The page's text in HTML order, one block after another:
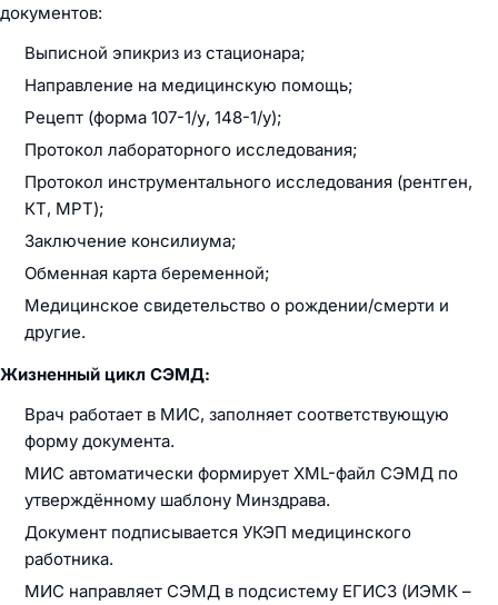
документов:
Выписной эпикриз из стационара;
Направление на медицинскую помощь;
Рецепт (форма 107-1/у, 148-1/у);
Протокол лабораторного исследования;
Протокол инструментального исследования (рентген,
КТ, МРТ);
Заключение консилиума;
Обменная карта беременной;
Медицинское свидетельство о рождении/смерти и
другие.
Жизненный цикл СЭМД:
Врач работает в МИС, заполняет соответствующую
форму документа.
МИС автоматически формирует XML-файл СЭМД по
утверждённому шаблону Минздрава.
Документ подписывается УКЭП медицинского
работника.
МИС направляет СЭМД в подсистему ЕГИСЗ (ИЭМК –